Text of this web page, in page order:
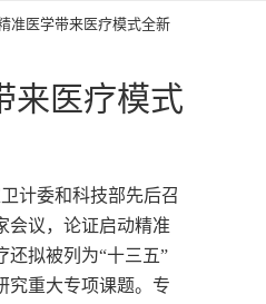
准医学带来医疗模式全新
来医疗模式
计委和科技部先后召
会议，论证启动精准
还拟被列为“十三五”
究重大专项课题。专